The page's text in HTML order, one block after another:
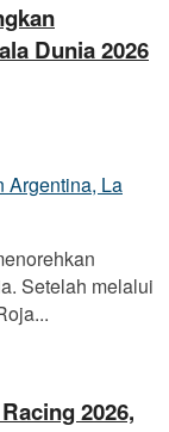
Dunia 2026
Setelah melalui
2026,